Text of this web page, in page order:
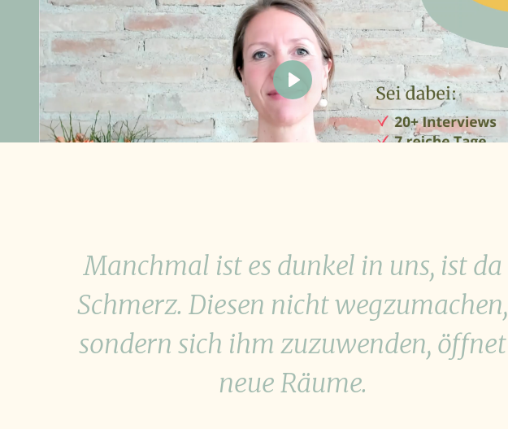
Manchmal ist es dunkel in uns, ist da
Schmerz. Diesen nicht wegzumachen,
sondern sich ihm zuzuwenden, öffnet
neue Räume.